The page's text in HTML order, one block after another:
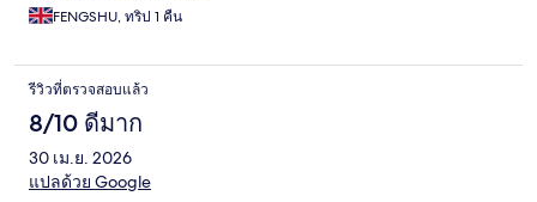
FENGSHU, ทริป 1 คืน
รีวิวที่ตรวจสอบแล้ว
8/10 ดีมาก
30 เม.ย. 2026
แปลด้วย Google